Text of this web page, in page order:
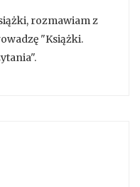
rozmawiam z
"Książki.